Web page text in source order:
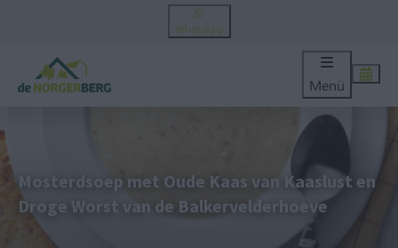
WhatsApp
Menü
Mosterdsoep met Oude Kaas van Kaaslust en
Droge Worst van de Balkervelderhoeve